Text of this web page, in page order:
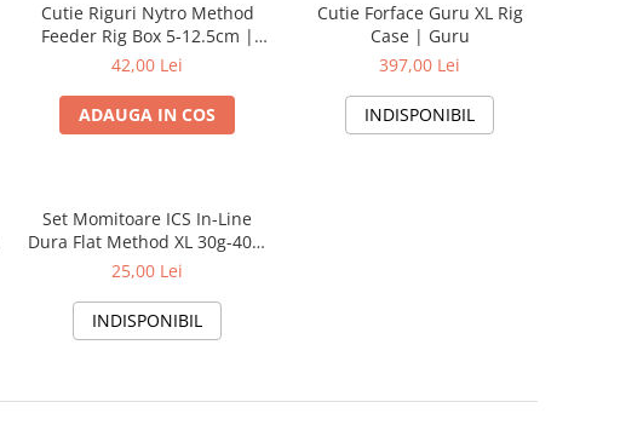
Cutie Riguri Nytro Method
Feeder Rig Box 5-12.5cm |
Nytro
42,00 Lei
ADAUGA IN COS
Cutie Forface Guru XL Rig
Case | Guru
397,00 Lei
INDISPONIBIL
Set Momitoare ICS In-Line
Dura Flat Method XL 30g-40g-
50g-60g | PRO FL
25,00 Lei
INDISPONIBIL